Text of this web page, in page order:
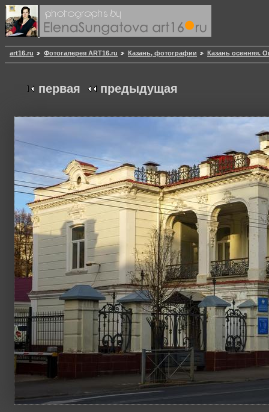
art16.ru Фотогалерея ART16.ru Казань, фотографии Казань осенняя.
первая предыдущая